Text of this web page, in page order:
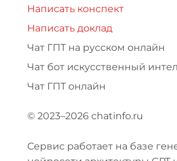
Написать конспект
Написать доклад
Чат ГПТ на русском онлайн
Чат бот искусственный
Чат ГПТ онлайн
© 2023–2026 chatinfo.ru
Сервис работает на базе